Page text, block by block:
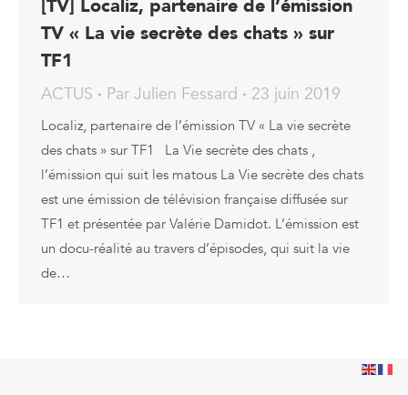
[TV] Localiz, partenaire de l’émission
TV « La vie secrète des chats » sur
TF1
ACTUS Par Julien Fessard 23 juin 2019
Localiz, partenaire de l’émission TV « La vie secrète
des chats » sur TF1 La Vie secrète des chats ,
l’émission qui suit les matous La Vie secrète des chats
est une émission de télévision française diffusée sur
TF1 et présentée par Valérie Damidot. L’émission est
un docu-réalité au travers d’épisodes, qui suit la vie
de…